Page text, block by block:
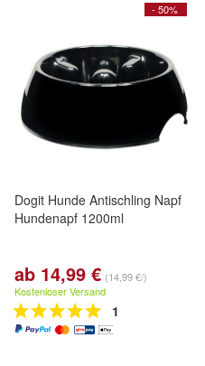
- 50%
Dogit Hunde Antischling Napf
Hundenapf 1200ml
ab 14,99 € (14,99 €/)
Kostenloser Versand
1